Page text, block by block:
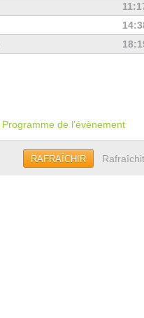
Programme de l'évènement
RAFRAÎCHIR